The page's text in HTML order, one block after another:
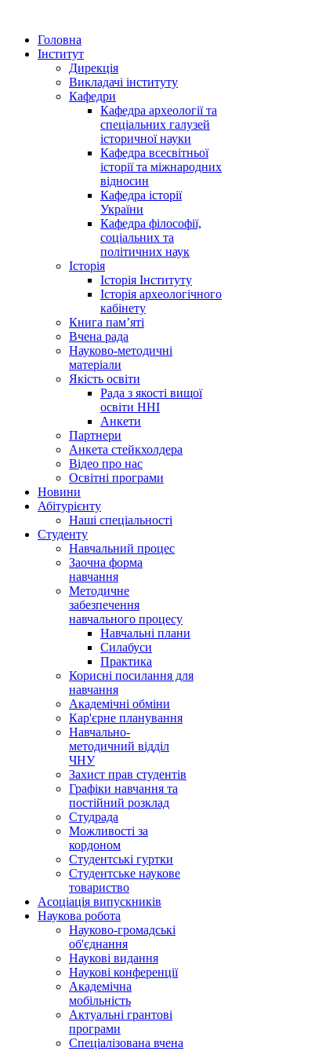
Головна
Інститут
Дирекція
Викладачі інституту
Кафедри
Кафедра археології та
спеціальних галузей
історичної науки
Кафедра всесвітньої
історії та міжнародних
відносин
Кафедра історії
України
Кафедра філософії,
соціальних та
політичних наук
Історія
Історія Інституту
Історія археологічного
кабінету
Книга памʼяті
Вчена рада
Науково-методичні
матеріали
Якість освіти
Рада з якості вищої
освіти ННІ
Анкети
Партнери
Анкета стейкхолдера
Відео про нас
Освітні програми
Hовини
Абітурієнту
Наші спеціальності
Студенту
Навчальний процес
Заочна форма
навчання
Методичне
забезпечення
навчального процесу
Навчальні плани
Силабуси
Практика
Корисні посилання для
навчання
Академічні обміни
Кар'єрне планування
Навчально-
методичний відділ
ЧНУ
Захист прав студентів
Графіки навчання та
постійний розклад
Студрада
Можливості за
кордоном
Студентські гуртки
Студентське наукове
товариство
Асоціація випускників
Наукова робота
Науково-громадські
об'єднання
Наукові видання
Наукові конференції
Академічна
мобільність
Актуальні грантові
програми
Спеціалізована вчена